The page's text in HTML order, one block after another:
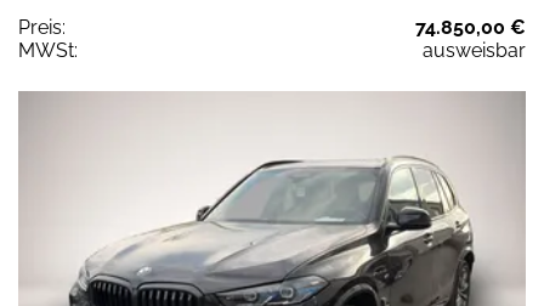
Preis:
74.850,00 €
MWSt:
ausweisbar